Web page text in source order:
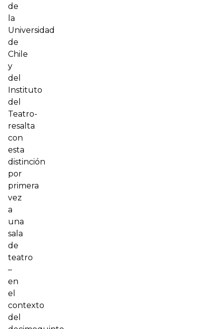
de
la
Universidad
de
Chile
y
del
Instituto
del
Teatro-
resalta
con
esta
distinción
por
primera
vez
a
una
sala
de
teatro
–
en
el
contexto
del